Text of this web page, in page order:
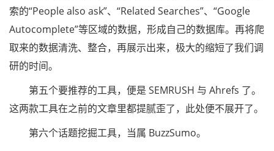
索的“People also ask”、“Related Searches”、“Google
Autocomplete”等区域的数据，形成自己的数据库。再将爬
取来的数据清洗、整合，再展示出来，极大的缩短了我们调
研的时间。
第五个要推荐的工具，便是 SEMRUSH 与 Ahrefs 了。
这两款工具在之前的文章里都提腻歪了，此处便不展开了。
第六个话题挖掘工具，当属 BuzzSumo。